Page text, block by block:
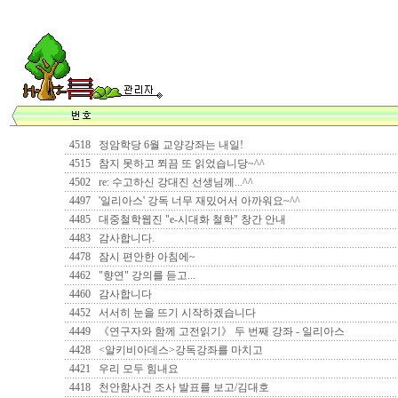
4518 정암학당 6월 교양강좌는 내일!
4515
참지 못하고 쬐끔 또 읽었습니당~^^
4502
re: 수고하신 강대진 선생님께...^^
4497
'일리아스' 강독 너무 재밌어서 아까워요~^^
4485
대중철학웹진 "e-시대화 철학" 창간 안내
4483
감사합니다.
4478
잠시 편안한 아침에~
4462
"향연" 강의를 듣고...
4460
감사합니다
4452
서서히 눈을 뜨기 시작하겠습니다
4449
《연구자와 함께 고전읽기》 두 번째 강좌 - 일리아스
4428
<알키비아데스>강독강좌를 마치고
4421
우리 모두 힘내요
4418
천안함사건 조사 발표를 보고/김대호